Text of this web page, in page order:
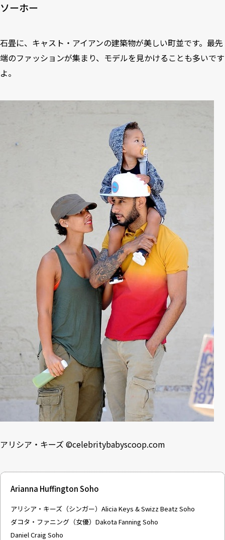
ソーホー
石畳に、キャスト・アイアンの建築物が美しい町並です。最先
端のファッションが集まり、モデルを見かけることも多いです
よ。
アリシア・キーズ ©celebritybabyscoop.com
Arianna Huffington Soho
アリシア・キーズ（シンガー）Alicia Keys & Swizz Beatz Soho
ダコタ・ファニング（女優）Dakota Fanning Soho
Daniel Craig Soho